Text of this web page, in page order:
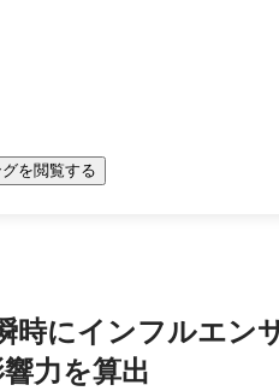
を閲覧する
時にインフルエン
力を算出